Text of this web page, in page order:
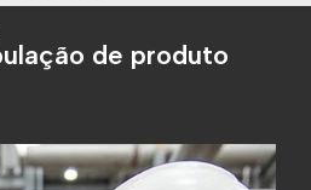
produto
de produto